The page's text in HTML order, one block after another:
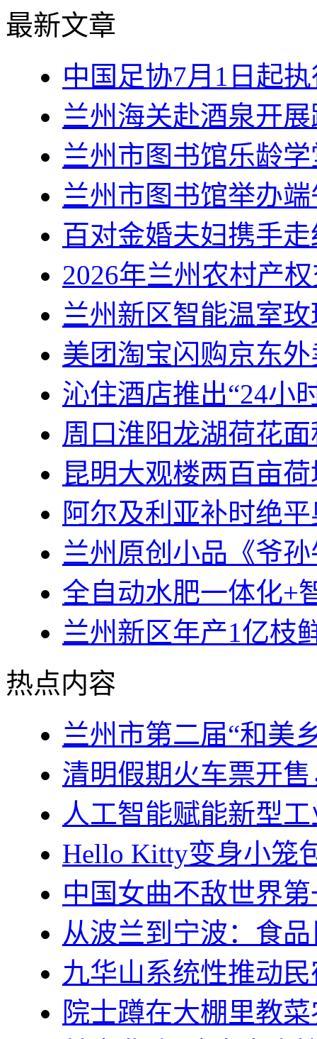
最新文章
中国足协7月1日起
兰州海关赴酒泉开
兰州市图书馆乐龄
兰州市图书馆举办
百对金婚夫妇携手
2026年兰州农村产
兰州新区智能温室
美团淘宝闪购京东
沁住酒店推出“24小
周口淮阳龙湖荷花
昆明大观楼两百亩
阿尔及利亚补时绝
兰州原创小品《爷
全自动水肥一体化+
兰州新区年产1亿枝
热点内容
兰州市第二届“和美
清明假期火车票开
人工智能赋能新型
Hello Kitty变身小笼
中国女曲不敌世界
从波兰到宁波：食品
九华山系统性推动
院士蹲在大棚里教菜